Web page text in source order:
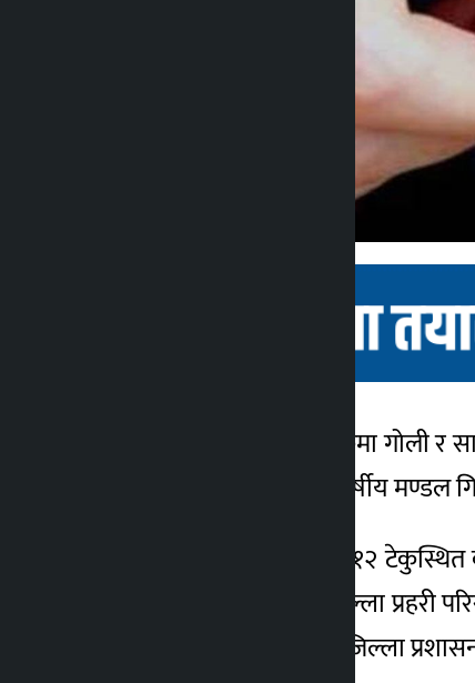
काठमाडौं । काठमाडौंको टेकुमा गोली
काठमाडौंको टेकु बस्ने ५७ वर्षीय मण्डल
काठमाडौं महानगरपालिका–१२
गिरीलाई पक्राउ गरिएको जिल्ला
खरखजनासम्बन्धी कसुरमा जिल्ला